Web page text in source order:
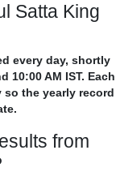
Satta King
every day, shortly
AM IST. Each
the yearly record
from